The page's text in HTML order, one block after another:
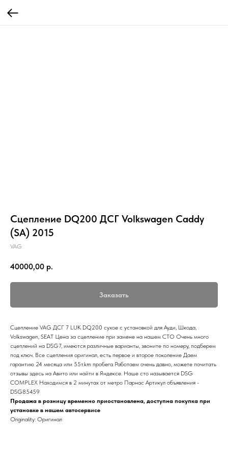
Сцепление DQ200 ДСГ Volkswagen Caddy
(SA) 2015
VAG
40000,00 р.
Заказать
Сцепление VAG ДСГ 7 LUK DQ200 сухое с установкой для Ауди, Шкода,
Volkswagen, SEAT Цена за сцепление при замене на нашем СТО Очень много
сцеплений на DSG7, имеются различные варианты, звоните по номеру, подберем
под ключ. Все сцепления оригинал, есть первое и второе поколение Даем
гарантию 24 месяца или 55т.km пробега Работаем очень давно, можете почитать
отзывы здесь на Авито или найти в Яндексе. Наше сто называется DSG
COMPLEX Находимся в 2 минутах от метро Парнас Артикул объявления -
DSG85459
Продажа в розницу временно приостановлена, доступна покупка при
установке в нашем автосервисе
Originality: Оригинал